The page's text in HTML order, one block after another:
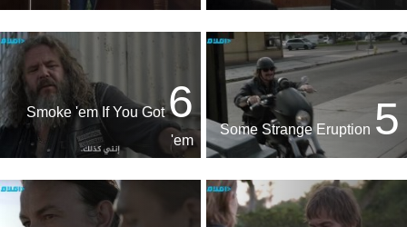
5
6
Smoke 'em If You Got
'em